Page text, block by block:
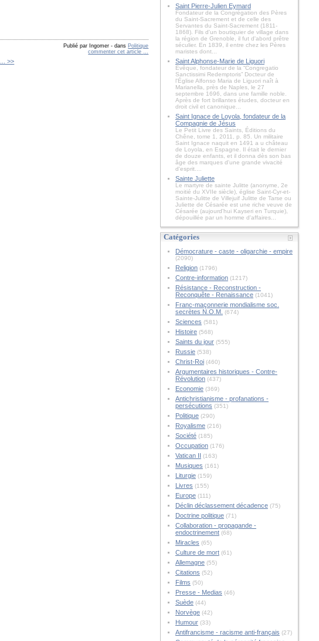
Publié par Ingomer - dans Politique
commenter cet article
>>
Saint Pierre-Julien Eymard
Fondateur de la Congrégation des Pères
du Saint-Sacrement et de celle des
Servantes du Saint-Sacrement (1811-
1868). Fils d'un boutiquier de village dans
la région de Grenoble, il fut d'abord prêtre
séculier. En 1839, il entre chez les Pères
maristes dont...
Saint Alphonse-Marie de Liguori
Évêque, fondateur de la “Congregatio
Sanctissimi Redemptoris” Docteur de
l'Église Alfonso Maria de Liguori naît à
Marianella, près de Naples, le 27
septembre 1696, dans une famille noble.
Après de fort brillantes études, docteur en
droit civil et canonique...
Saint Ignace de Loyola, fondateur de la
Compagnie de Jésus
Le Petit Livre des Saints, Éditions du
Chêne, tome 1, 2011, p. 85. Un militaire
Saint Ignace naquit en 1491 a u château
de Loyola, en Espagne. Il était le dernier
de douze enfants, et il donna dès son bas
âge des marques d'une grande vivacité
d'esprit....
Sainte Juliette
Le martyre de sainte Julitte (anonyme, 2e
moitié du XVIIe siècle), église Saint-Cyr-et-
Sainte-Julitte de Villejuif Julitte de Tarse ou
Juliette de Césarée est une riche veuve de
Césarée (aujourd'hui Kayseri en Turquie),
dépouillée par un homme d'affaires...
Catégories
Démocrature - caste - oligarchie - empire
(2090)
Religion(1796)
Contre-information(1217)
Résistance - Reconstruction -
Reconquête - Renaissance(1041)
Franc-maçonnerie mondialisme soc.
secrètes N.O.M. (674)
Sciences (581)
Histoire(568)
Saints du jour(555)
Russie(538)
Christ-Roi(460)
Argumentaires historiques - Contre-
Révolution(437)
Economie(369)
Antichristianisme - profanations -
persécutions (351)
Politique(290)
Royalisme(216)
Société(185)
Occupation(176)
Vatican II (163)
Musiques (161)
Liturgie(159)
Livres (155)
Europe(111)
Déclin déclassement décadence(75)
Doctrine politique(71)
Collaboration - propagande -
endoctrinement(68)
Miracles (65)
Culture de mort(61)
Allemagne(55)
Citations (52)
Films (50)
Presse - Medias (46)
Suède(44)
Norvège(42)
Humour(33)
Antifrancisme - racisme anti-français (27)